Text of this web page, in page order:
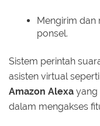
Mengirim dan
ponsel.
Sistem perintah
asisten virtual seperti
Amazon Alexa yang
dalam mengakses